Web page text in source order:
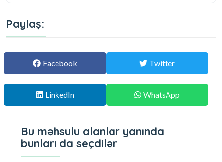
Paylaş:
Facebook Twitter
LinkedIn WhatsApp
Bu məhsulu alanlar yanında
bunları da seçdilər